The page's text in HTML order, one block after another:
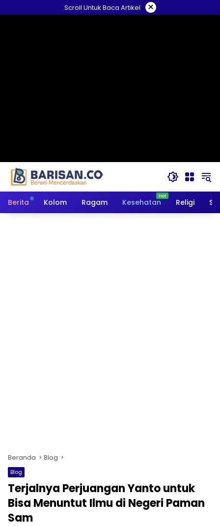
ke
Scroll Untuk Baca Artikel ×
Berita Kolom Ragam Kesehatan Religi
Beranda Blog
Blog
Terjalnya Perjuangan Yanto untuk
Bisa Menuntut Ilmu di Negeri Paman
Sam